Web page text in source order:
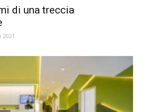
di una treccia
2021